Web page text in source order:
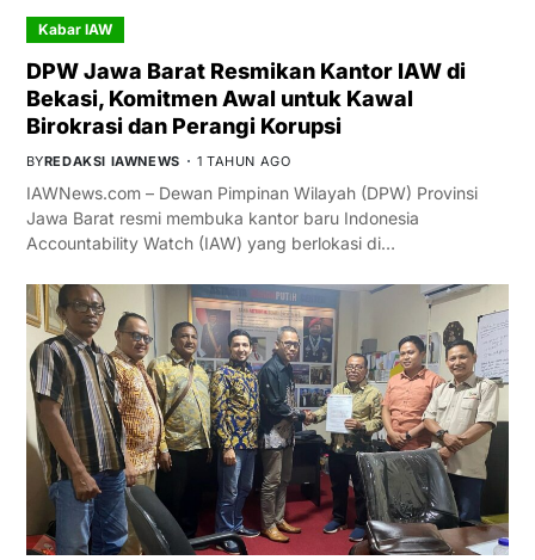
Kabar IAW
DPW Jawa Barat Resmikan Kantor IAW di
Bekasi, Komitmen Awal untuk Kawal
Birokrasi dan Perangi Korupsi
BYREDAKSI IAWNEWS 1 TAHUN AGO
IAWNews.com – Dewan Pimpinan Wilayah (DPW) Provinsi
Jawa Barat resmi membuka kantor baru Indonesia
Accountability Watch (IAW) yang berlokasi di…